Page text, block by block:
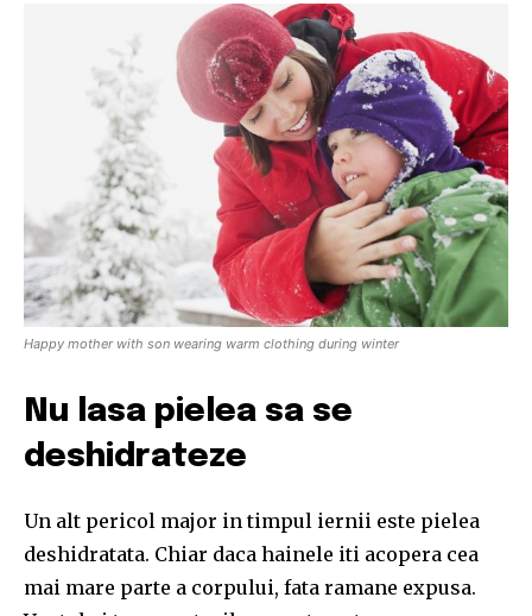
conversation.
To subscribe, simply enter your email address on our website
or click the subscribe button below. Don't worry, we respect
your privacy and won't spam your inbox. Your information is
safe with us.
SUBSCRIBE
32,111 32,214
Happy mother with son wearing warm clothing during winter
Nu lasa pielea sa se
deshidrateze
Un alt pericol major in timpul iernii este pielea
deshidratata. Chiar daca hainele iti acopera cea
mai mare parte a corpului, fata ramane expusa.